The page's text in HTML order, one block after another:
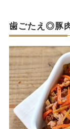
歯ごたえ◎豚